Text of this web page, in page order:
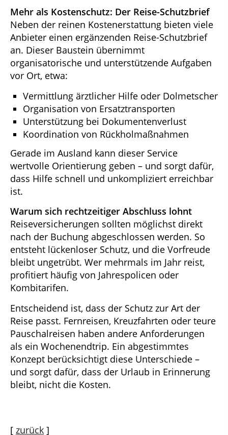
Mehr als Kostenschutz: Der Reise-Schutzbrief
Neben der reinen Kostenerstattung bieten viele
Anbieter einen ergänzenden Reise-Schutzbrief
an. Dieser Baustein übernimmt
organisatorische und unterstützende Aufgaben
vor Ort, etwa:
Vermittlung ärztlicher Hilfe oder Dolmetscher
Organisation von Ersatztransporten
Unterstützung bei Dokumentenverlust
Koordination von Rückholmaßnahmen
Gerade im Ausland kann dieser Service
wertvolle Orientierung geben – und sorgt dafür,
dass Hilfe schnell und unkompliziert erreichbar
ist.
Warum sich rechtzeitiger Abschluss lohnt
Reiseversicherungen sollten möglichst direkt
nach der Buchung abgeschlossen werden. So
entsteht lückenloser Schutz, und die Vorfreude
bleibt ungetrübt. Wer mehrmals im Jahr reist,
profitiert häufig von Jahrespolicen oder
Kombitarifen.
Entscheidend ist, dass der Schutz zur Art der
Reise passt. Fernreisen, Kreuzfahrten oder teure
Pauschalreisen haben andere Anforderungen
als ein Wochenendtrip. Ein abgestimmtes
Konzept berücksichtigt diese Unterschiede –
und sorgt dafür, dass der Urlaub in Erinnerung
bleibt, nicht die Kosten.
[ zurück ]